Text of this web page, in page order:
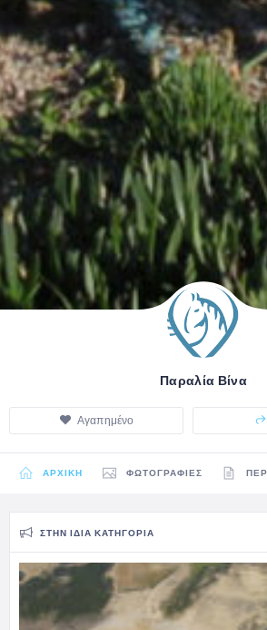
Παραλία Βίνα
Αγαπημένο
ΑΡΧΙΚΉ ΦΩΤΟΓΡΑΦΊΕΣ
ΣΤΗΝ ΊΔΙΑ ΚΑΤΗΓΟΡΊΑ